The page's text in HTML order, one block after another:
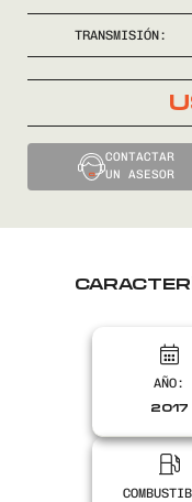
TRANSMISIÓN:
CONTACTAR
UN ASESOR
AÑO:
2017